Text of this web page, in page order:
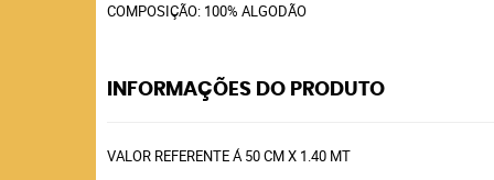
COMPOSIÇÃO: 100% ALGODÃO
INFORMAÇÕES DO PRODUTO
VALOR REFERENTE Á 50 CM X 1.40 MT